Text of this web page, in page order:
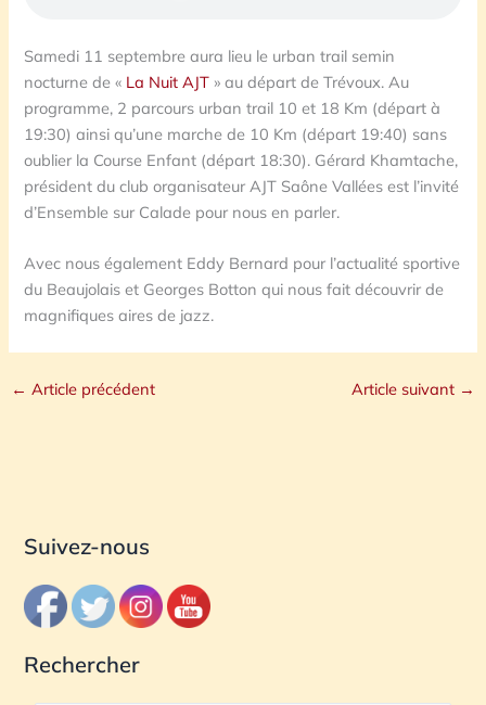
Samedi 11 septembre aura lieu le urban trail semin
nocturne de « La Nuit AJT » au départ de Trévoux. Au
programme, 2 parcours urban trail 10 et 18 Km (départ à
19:30) ainsi qu’une marche de 10 Km (départ 19:40) sans
oublier la Course Enfant (départ 18:30). Gérard Khamtache,
président du club organisateur AJT Saône Vallées est l’invité
d’Ensemble sur Calade pour nous en parler.
Avec nous également Eddy Bernard pour l’actualité sportive
du Beaujolais et Georges Botton qui nous fait découvrir de
magnifiques aires de jazz.
← Article précédent Article suivant →
Suivez-nous
Rechercher